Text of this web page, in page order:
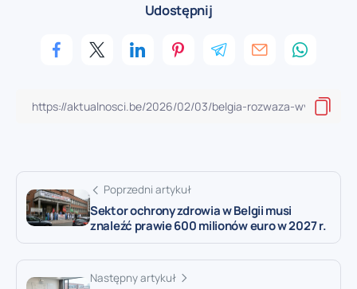
Udostępnij
Poprzedni artykuł
Sektor ochrony zdrowia w Belgii musi
znaleźć prawie 600 milionów euro w 2027 r.
Następny artykuł